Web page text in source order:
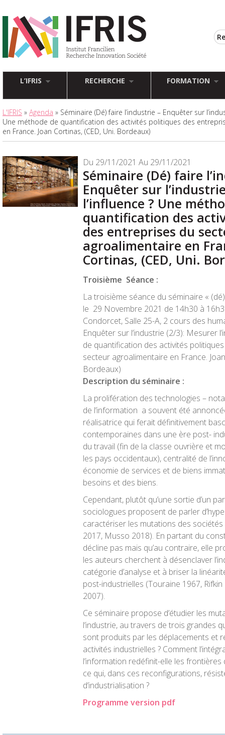
L’IFRIS RECHERCHE FORMATION
L'IFRIS » Agenda » Séminaire (Dé) faire l’industrie – Enquêter sur
Une méthode de quantification des activités politiques des
en France. Joan Cortinas, (CED, Uni. Bordeaux)
Du 29/11/2021 Au 29/11/2021
Séminaire (Dé) faire
Enquêter sur
l’influence ? Une
quantification des
des entreprises du
agroalimentaire en
Cortinas, (CED, Uni.
Troisième Séance :
La troisième séance du séminaire «
le 29 Novembre 2021 de 14h30 à
Condorcet, Salle 25-A, 2 cours des
Enquêter sur l’industrie (2/3): Mesurer
de quantification des activités
secteur agroalimentaire en France.
Bordeaux)
Description du séminaire :
La prolifération des technologies –
de l’information a souvent été
réalisatrice qui ferait définitivement
contemporaines dans une ère post-
du travail (fin de la classe ouvrière et
les pays occidentaux), centralité de
économie de services et de biens
besoins et des biens.
Cependant, plutôt qu’une sortie d’un
sociologues proposent de parler
caractériser les mutations des
2017, Musso 2018). En partant du
décline pas mais qu’au contraire, elle
les auteurs cherchent à désenclaver
catégorie d’analyse et à briser la
post-industrielles (Touraine 1967,
2007).
Ce séminaire propose d’étudier les
l’industrie, au travers de trois grandes
sont produits par les déplacements et
activités industrielles ? Comment
l’information redéfinit-elle les frontières
ce qui, dans ces reconfigurations,
d’industrialisation ?
Programme version pdf